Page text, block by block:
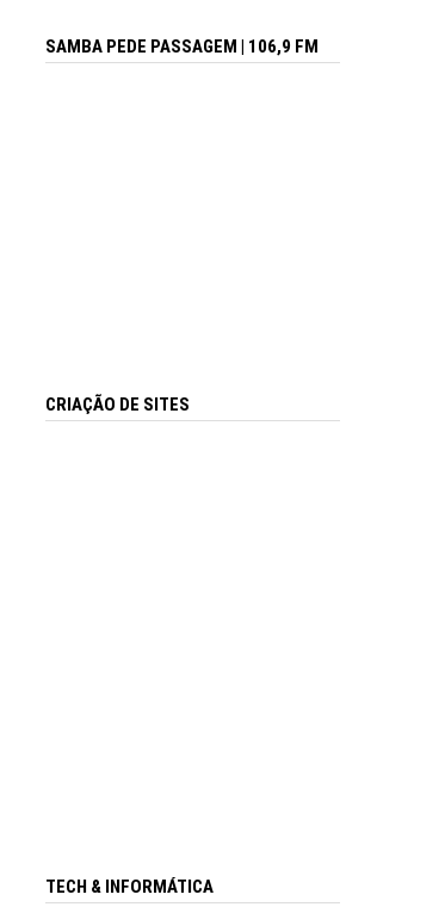
SAMBA PEDE PASSAGEM | 106,9 FM
CRIAÇÃO DE SITES
TECH & INFORMÁTICA